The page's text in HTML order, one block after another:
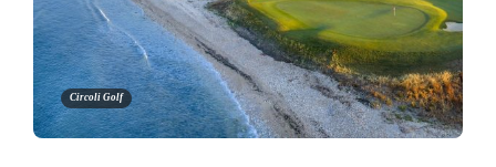
Circoli Golf